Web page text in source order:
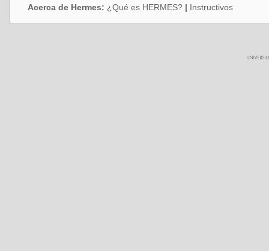
Acerca de Hermes: ¿Qué es HERMES? | Instructivos